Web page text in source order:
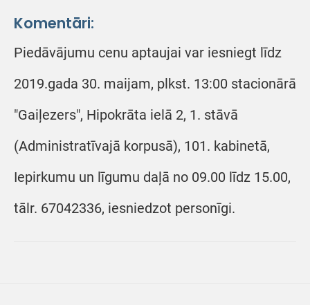
Komentāri:
Piedāvājumu cenu aptaujai var iesniegt līdz
2019.gada 30. maijam, plkst. 13:00 stacionārā
"Gaiļezers", Hipokrāta ielā 2, 1. stāvā
(Administratīvajā korpusā), 101. kabinetā,
Iepirkumu un līgumu daļā no 09.00 līdz 15.00,
tālr. 67042336, iesniedzot personīgi.